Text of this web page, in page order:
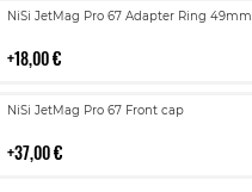
NiSi JetMag Pro 67 Adapter Ring 49mm
18,00 €
Lisää
NiSi JetMag Pro 67 Front cap
37,00 €
Lisää